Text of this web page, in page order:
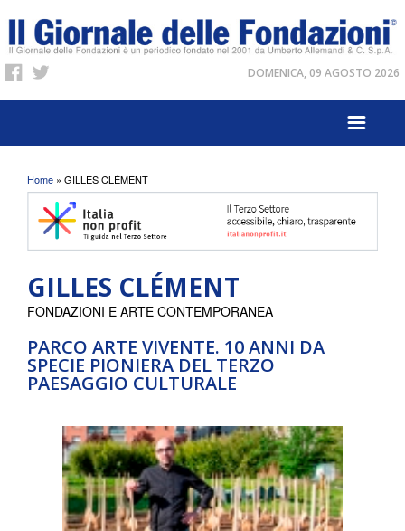
DOMENICA, 09 AGOSTO 2026
Tu sei qui
Home » GILLES CLÉMENT
GILLES CLÉMENT
PARCO ARTE VIVENTE. 10 ANNI DA
SPECIE PIONIERA DEL TERZO
PAESAGGIO CULTURALE
FONDAZIONI E ARTE CONTEMPORANEA